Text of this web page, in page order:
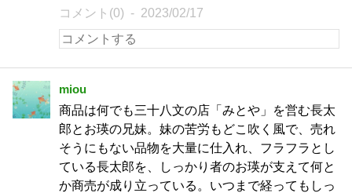
コメント(0) 2023/02/17
miou
商品は何でも三十八文の店「みとや」を営む長太
郎とお瑛の兄妹。妹の苦労もどこ吹く風で、売れ
そうにもない品物を大量に仕入れ、フラフラとし
ている長太郎を、しっかり者のお瑛が支えて何と
か商売が成り立っている。いつまで経ってもしっ